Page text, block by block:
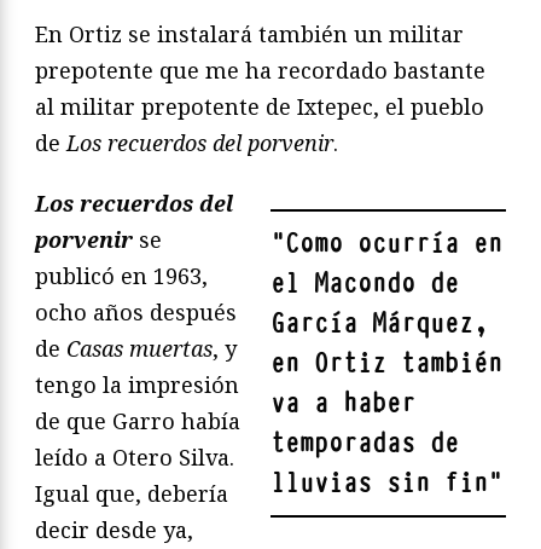
En Ortiz se instalará también un militar
prepotente que me ha recordado bastante
al militar prepotente de Ixtepec, el pueblo
de Los recuerdos del porvenir.
"Como ocurría en
el Macondo de
García Márquez,
en Ortiz también
va a haber
temporadas de
lluvias sin fin"
Los recuerdos del
porvenir se
publicó en 1963,
ocho años después
de Casas muertas, y
tengo la impresión
de que Garro había
leído a Otero Silva.
Igual que, debería
decir desde ya,